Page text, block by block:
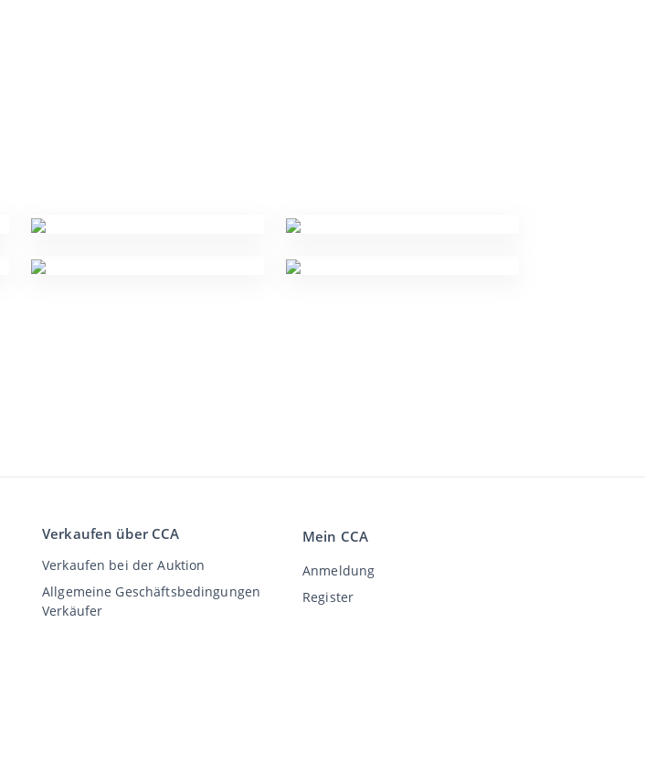
Verkaufen über CCA
Verkaufen bei der Auktion
Allgemeine Geschäftsbedingungen
Verkäufer
Mein CCA
Anmeldung
Register